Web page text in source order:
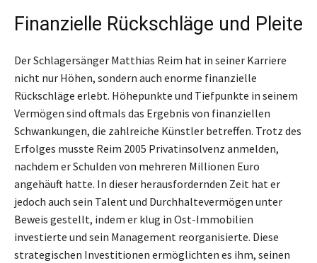
Finanzielle Rückschläge und Pleite
Der Schlagersänger Matthias Reim hat in seiner Karriere
nicht nur Höhen, sondern auch enorme finanzielle
Rückschläge erlebt. Höhepunkte und Tiefpunkte in seinem
Vermögen sind oftmals das Ergebnis von finanziellen
Schwankungen, die zahlreiche Künstler betreffen. Trotz des
Erfolges musste Reim 2005 Privatinsolvenz anmelden,
nachdem er Schulden von mehreren Millionen Euro
angehäuft hatte. In dieser herausfordernden Zeit hat er
jedoch auch sein Talent und Durchhaltevermögen unter
Beweis gestellt, indem er klug in Ost-Immobilien
investierte und sein Management reorganisierte. Diese
strategischen Investitionen ermöglichten es ihm, seinen